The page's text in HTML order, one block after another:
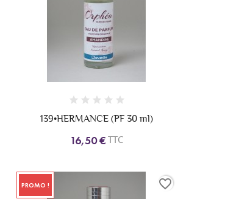
139•HERMANCE (PF 30 ml)
16,50 € TTC
PROMO ! favorite_border